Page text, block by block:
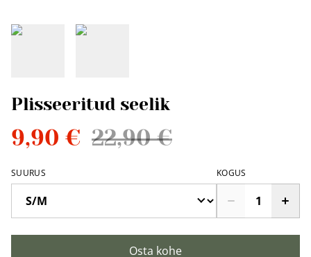
Plisseeritud seelik
9,90 € 22,90 €
SUURUS KOGUS
Osta kohe